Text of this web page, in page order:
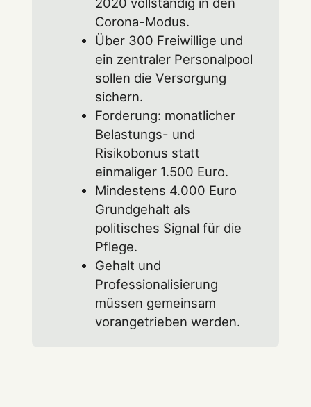
Corona-Modus.
Über 300 Freiwillige und
ein zentraler Personalpool
sollen die Versorgung
sichern.
Forderung: monatlicher
Belastungs- und
Risikobonus statt
einmaliger 1.500 Euro.
Mindestens 4.000 Euro
Grundgehalt als
politisches Signal für die
Pflege.
Gehalt und
Professionalisierung
müssen gemeinsam
vorangetrieben werden.